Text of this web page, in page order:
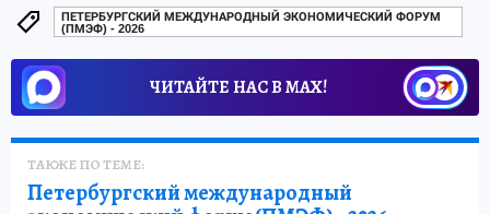
ПЕТЕРБУРГСКИЙ МЕЖДУНАРОДНЫЙ ЭКОНОМИЧЕСКИЙ ФОРУМ
(ПМЭФ) - 2026
ЧИТАЙТЕ НАС В МАХ!
ТАКЖЕ ПО ТЕМЕ:
Петербургский международный